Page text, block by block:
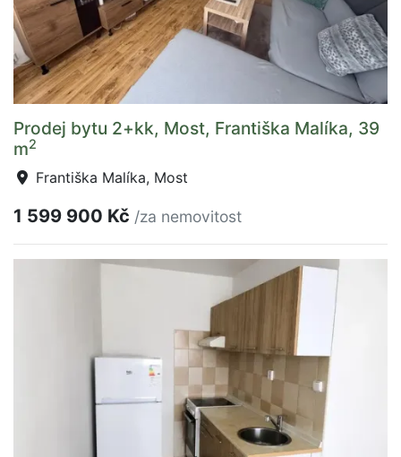
Prodej bytu 2+kk, Most, Františka Malíka, 39
m2
Františka Malíka, Most
1 599 900 Kč /za nemovitost